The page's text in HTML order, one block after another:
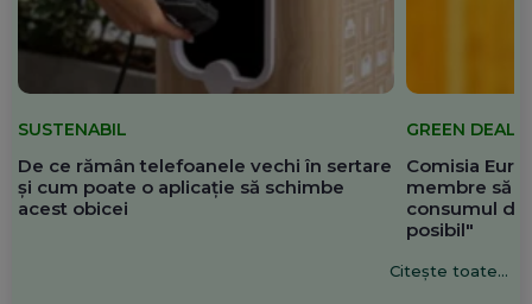
SUSTENABIL
De ce rămân telefoanele vechi în sertare
și cum poate o aplicație să schimbe
acest obicei
GREEN DEAL
Comisia
membre să
consumul de
posibil"
Citește toate...